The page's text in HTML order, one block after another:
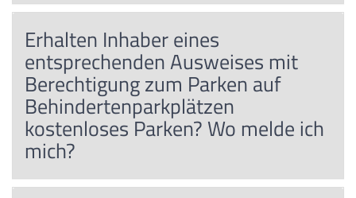
Erhalten Inhaber eines
entsprechenden Ausweises mit
Berechtigung zum Parken auf
Behindertenparkplätzen
kostenloses Parken? Wo melde ich
mich?